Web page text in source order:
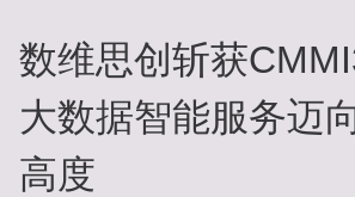
数维思创斩获
大数据智能服务迈
高度